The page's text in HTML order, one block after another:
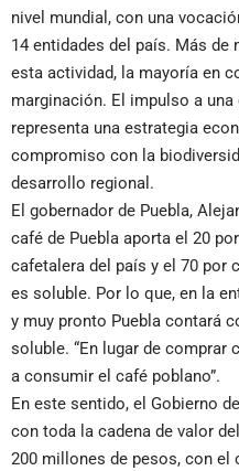
nivel mundial, con una
14 entidades del país. Más
esta actividad, la mayoría en
marginación. El impulso a
representa una estrategia
compromiso con la
desarrollo regional.
El gobernador de Puebla,
café de Puebla aporta el 20
cafetalera del país y el 70 por
es soluble. Por lo que, en la
y muy pronto Puebla contará
soluble. “En lugar de comprar
a consumir el café poblano”.
En este sentido, el Gobierno
con toda la cadena de valor
200 millones de pesos, con el